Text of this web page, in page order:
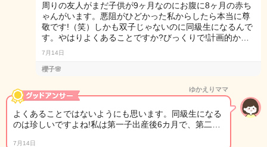
周りの友人がまだ子供が9ヶ月なのにお腹に8ヶ月の赤ち
ゃんがいます。悪阻がひどかった私からしたら本当に尊
敬です!（笑）しかも双子じゃないのに同級生になるんで
す。やはりよくあることですか?びっくりで!計画的か…
7月14日
櫻子🌸
ゆかえりママ
よくあることではないようにも思います。同級生になる
のは珍しいですよね!私は第一子出産後6カ月で、第二…
7月14日